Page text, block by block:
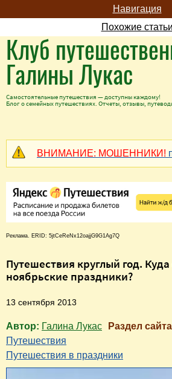
Навигация
Похожие статьи
Клуб
Галины Лукас
Самостоятельные путешествия — доступны каждому!
Блог о семейных путешествиях. Отчеты, отзывы,
ВНИМАНИЕ: МОШЕННИКИ!
Реклама. ERID: 5jtCeReNx12oajjG9G1Ag7Q
Путешествия круглый год.
ноябрьские праздники?
13 сентября 2013
Автор: Галина Лукас
Раздел
Путешествия
Путешествия в праздники